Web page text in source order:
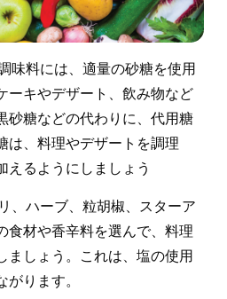
味料には、適量の砂糖を使用
ーキやデザート、飲み物など
砂糖などの代わりに、代用糖
は、料理やデザートを調理
えるようにしましょう
、ハーブ、粒胡椒、スターア
食材や香辛料を選んで、料理
ましょう。これは、塩の使用
ります。